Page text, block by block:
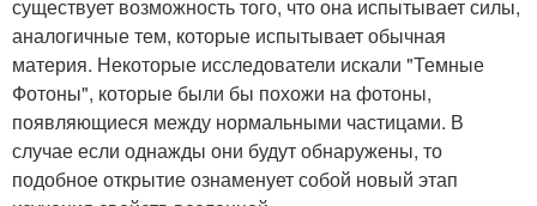
существует возможность того, что она испытывает силы,
аналогичные тем, которые испытывает обычная
материя. Некоторые исследователи искали "Темные
Фотоны", которые были бы похожи на фотоны,
появляющиеся между нормальными частицами. В
случае если однажды они будут обнаружены, то
подобное открытие ознаменует собой новый этап